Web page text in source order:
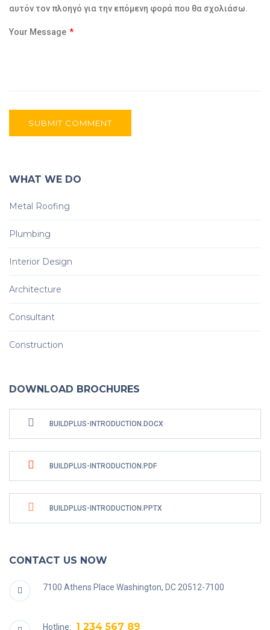
αυτόν τον πλοηγό για την επόμενη φορά που θα σχολιάσω.
Your Message *
SUBMIT COMMENT
WHAT WE DO
Metal Roofing
Plumbing
Interior Design
Architecture
Consultant
Construction
DOWNLOAD BROCHURES
BUILDPLUS-INTRODUCTION.DOCX
BUILDPLUS-INTRODUCTION.PDF
BUILDPLUS-INTRODUCTION.PPTX
CONTACT US NOW
7100 Athens Place Washington, DC 20512-7100
Hotline: 1 234 567 89